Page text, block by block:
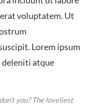
voluptatem. Ut
Lorem ipsum
atque
you? The loveliest